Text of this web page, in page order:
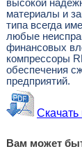
высокой
материалы и
типа всегда
любые
финансовых
компрессоры
обеспечения
предприятий.
Скачать
Вам может